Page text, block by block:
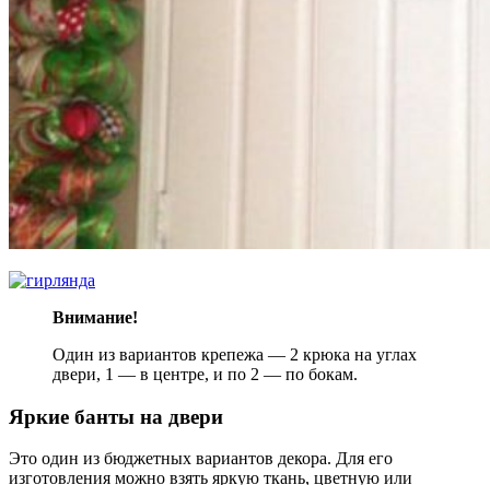
Внимание!
Один из вариантов крепежа — 2 крюка на углах
двери, 1 — в центре, и по 2 — по бокам.
Яркие банты на двери
Это один из бюджетных вариантов декора. Для его
изготовления можно взять яркую ткань, цветную или